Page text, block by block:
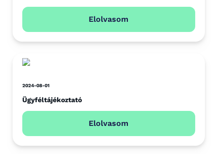
Elolvasom
2024-08-01
Ügyféltájékoztató
Elolvasom